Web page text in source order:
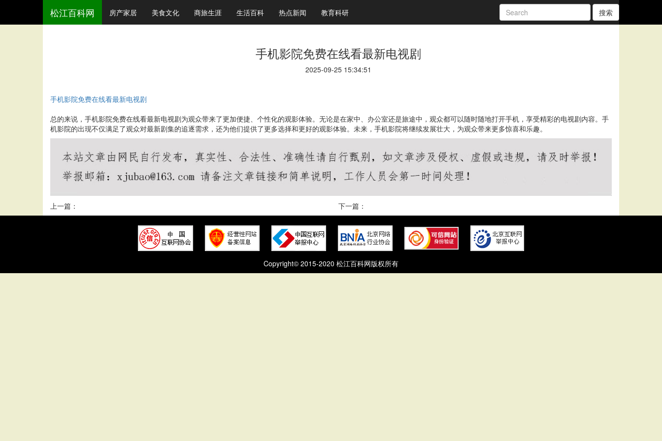
松江百科网 房产家居 美食文化 商旅生涯 生活百科 热点新闻 教育科研 搜索
手机影院免费在线看最新电视剧
2025-09-25 15:34:51
手机影院免费在线看最新电视剧
总的来说，手机影院免费在线看最新电视剧为观众带来了更加便捷、个性化的观影体验。无论是在家中、办公室还是旅途中，观众都可以随时随地打开手机，享受精彩的电视剧内容。手
机影院的出现不仅满足了观众对最新剧集的追逐需求，还为他们提供了更多选择和更好的观影体验。未来，手机影院将继续发展壮大，为观众带来更多惊喜和乐趣。
上一篇： 下一篇：
Copyright© 2015-2020 松江百科网版权所有